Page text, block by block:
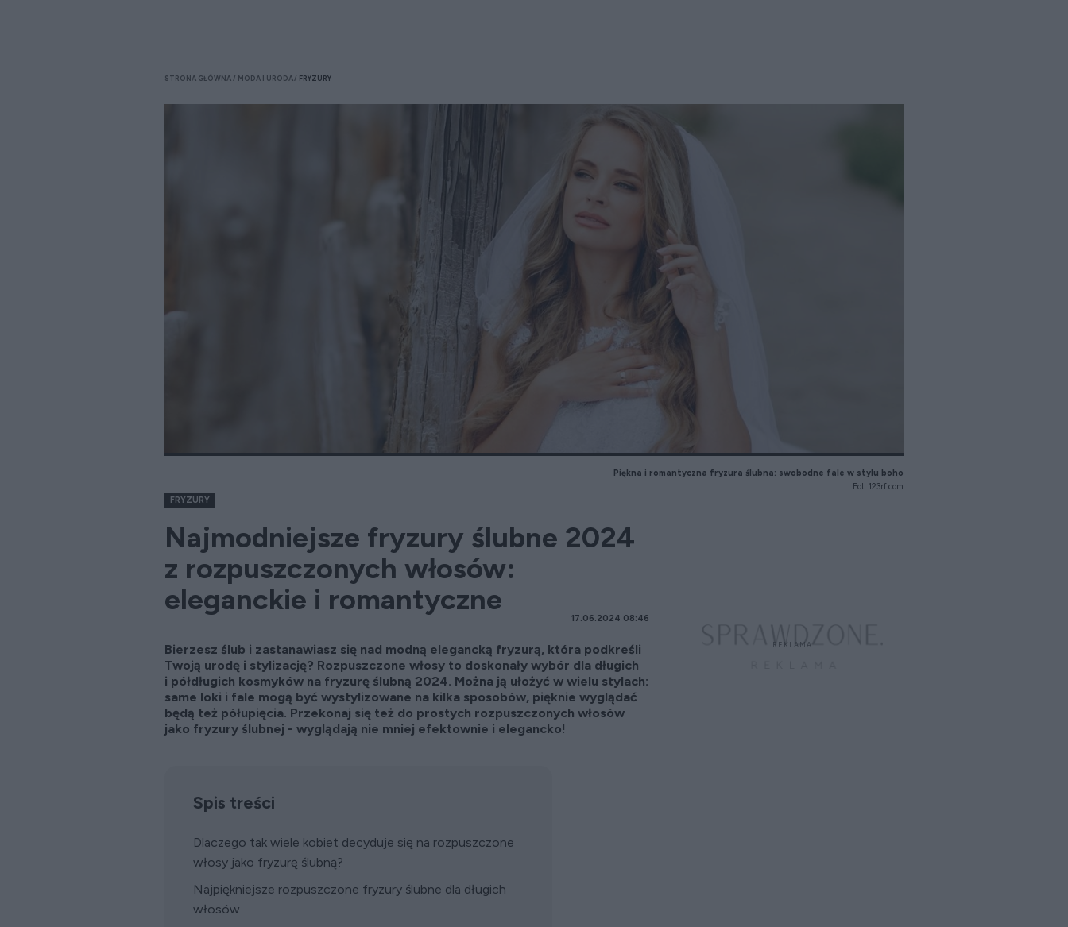
STRONA GŁÓWNA MODA I URODA FRYZURY
Piękna i romantyczna fryzura ślubna: swobodne fale w stylu boho
Fot. 123rf.com
FRYZURY
Najmodniejsze fryzury ślubne 2024
z rozpuszczonych włosów:
eleganckie i romantyczne
17.06.2024 08:46
Bierzesz ślub i zastanawiasz się nad modną elegancką fryzurą, która podkreśli
Twoją urodę i stylizację? Rozpuszczone włosy to doskonały wybór dla długich
i półdługich kosmyków na fryzurę ślubną 2024. Można ją ułożyć w wielu stylach:
same loki i fale mogą być wystylizowane na kilka sposobów, pięknie wyglądać
będą też półupięcia. Przekonaj się też do prostych rozpuszczonych włosów
jako fryzury ślubnej - wyglądają nie mniej efektownie i elegancko!
Spis treści
Dlaczego tak wiele kobiet decyduje się na rozpuszczone
włosy jako fryzurę ślubną?
Najpiękniejsze rozpuszczone fryzury ślubne dla długich
włosów